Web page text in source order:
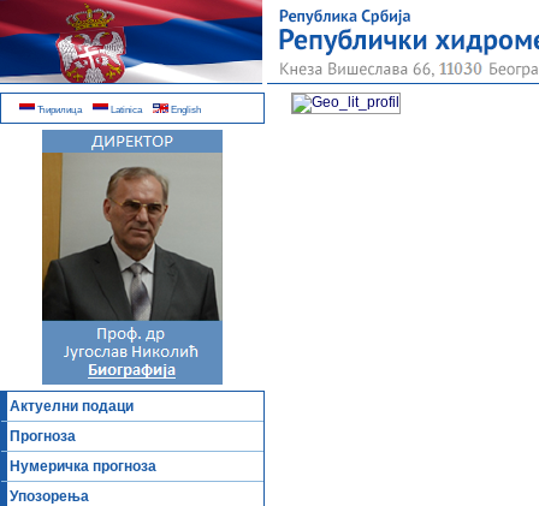
Ћирилица Latinica English
Актуелни подаци
Прогноза
Нумеричка прогноза
Упозорења